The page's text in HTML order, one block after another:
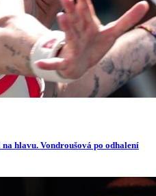
hlavu. Vondroušová po odhalení